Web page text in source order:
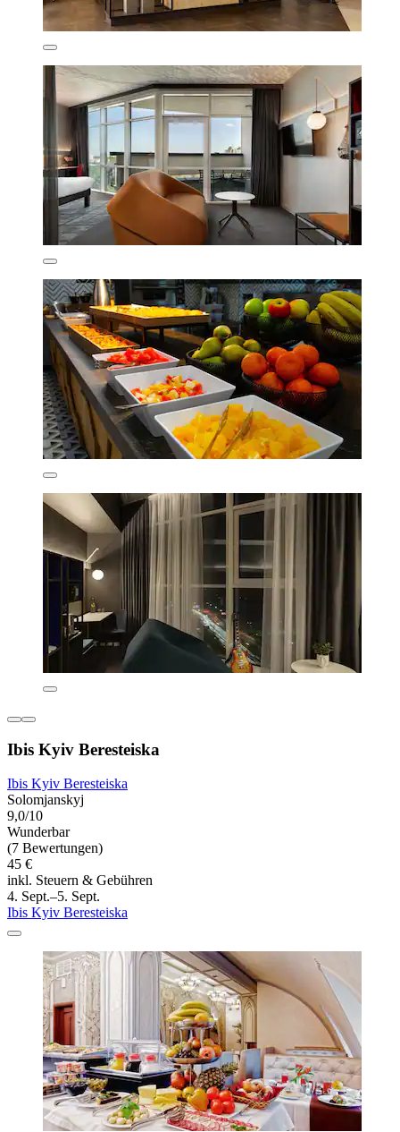
Ibis Kyiv Beresteiska
Ibis Kyiv Beresteiska
Solomjanskyj
9,0/10
Wunderbar
(7 Bewertungen)
45 €
inkl. Steuern & Gebühren
4. Sept.–5. Sept.
Ibis Kyiv Beresteiska